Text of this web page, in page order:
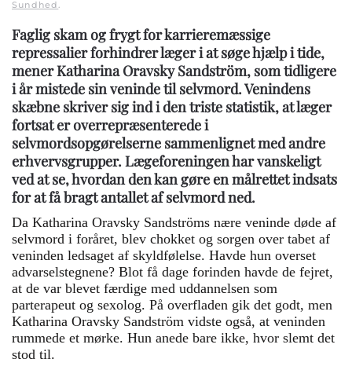
Sundhed.
Faglig skam og frygt for karrieremæssige
repressalier forhindrer læger i at søge hjælp i tide,
mener Katharina Oravsky Sandström, som tidligere
i år mistede sin veninde til selvmord. Venindens
skæbne skriver sig ind i den triste statistik, at læger
fortsat er overrepræsenterede i
selvmordsopgørelserne sammenlignet med andre
erhvervsgrupper. Lægeforeningen har vanskeligt
ved at se, hvordan den kan gøre en målrettet indsats
for at få bragt antallet af selvmord ned.
Da Katharina Oravsky Sandströms nære veninde døde af
selvmord i foråret, blev chokket og sorgen over tabet af
veninden ledsaget af skyldfølelse. Havde hun overset
advarselstegnene? Blot få dage forinden havde de fejret,
at de var blevet færdige med uddannelsen som
parterapeut og sexolog. På overfladen gik det godt, men
Katharina Oravsky Sandström vidste også, at veninden
rummede et mørke. Hun anede bare ikke, hvor slemt det
stod til.